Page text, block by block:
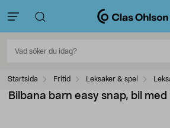
Startsida Fritid Leksaker & spel
Bilbana barn easy snap, bil med